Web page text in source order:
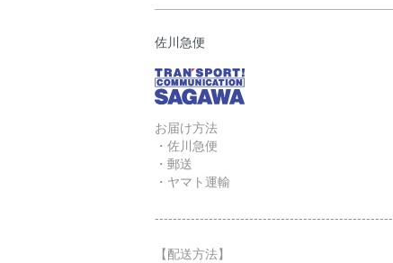
佐川急便
お届け方法
・佐川急便
・郵送
・ヤマト運輸
-----------------------------------------------------
【配送方法】